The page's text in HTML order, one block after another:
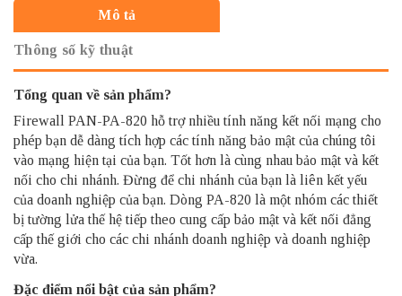
Mô tả
Thông số kỹ thuật
Tổng quan về sản phẩm?
Firewall PAN-PA-820 hỗ trợ nhiều tính năng kết nối mạng cho
phép bạn dễ dàng tích hợp các tính năng bảo mật của chúng tôi
vào mạng hiện tại của bạn. Tốt hơn là cùng nhau bảo mật và kết
nối cho chi nhánh. Đừng để chi nhánh của bạn là liên kết yếu
của doanh nghiệp của bạn. Dòng PA-820 là một nhóm các thiết
bị tường lửa thế hệ tiếp theo cung cấp bảo mật và kết nối đẳng
cấp thế giới cho các chi nhánh doanh nghiệp và doanh nghiệp
vừa.
Đặc điểm nổi bật của sản phẩm?